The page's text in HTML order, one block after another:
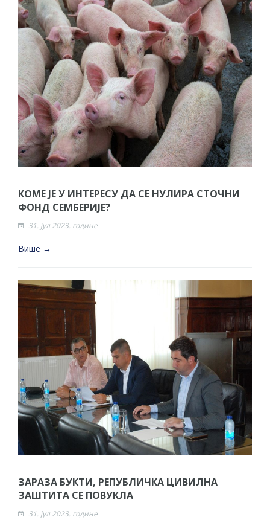
КОМЕ ЈЕ У ИНТЕРЕСУ ДА СЕ НУЛИРА СТОЧНИ
ФОНД СЕМБЕРИЈЕ?
31. јул 2023. године
Више →
ЗАРАЗА БУКТИ, РЕПУБЛИЧКА ЦИВИЛНА
ЗАШТИТА СЕ ПОВУКЛА
31. јул 2023. године